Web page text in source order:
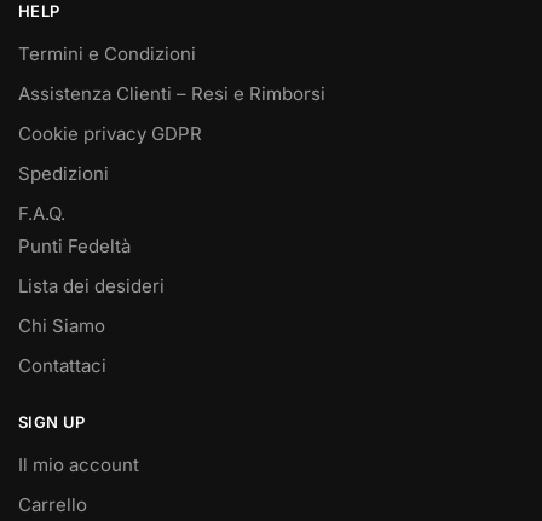
HELP
Termini e Condizioni
Assistenza Clienti – Resi e Rimborsi
Cookie privacy GDPR
Spedizioni
F.A.Q.
Punti Fedeltà
Lista dei desideri
Chi Siamo
Contattaci
SIGN UP
Il mio account
Carrello